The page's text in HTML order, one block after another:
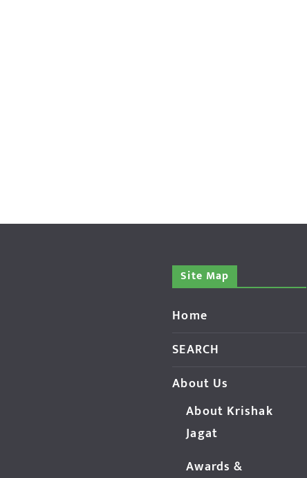
Site Map
Home
SEARCH
About Us
About Krishak
Jagat
Awards &